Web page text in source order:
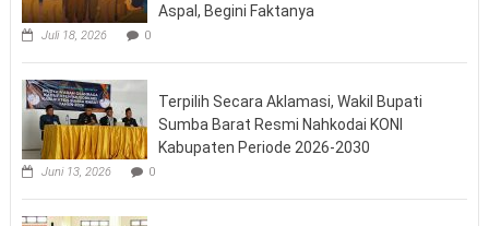
Aspal, Begini Faktanya
Juli 18, 2026 0
Terpilih Secara Aklamasi, Wakil Bupati
Sumba Barat Resmi Nahkodai KONI
Kabupaten Periode 2026-2030
Juni 13, 2026 0